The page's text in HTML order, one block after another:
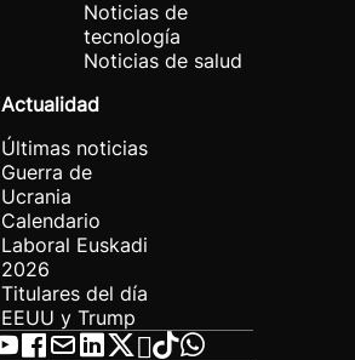
Noticias de
tecnología
Noticias de salud
Actualidad
Últimas noticias
Guerra de
Ucrania
Calendario
Laboral Euskadi
2026
Titulares del día
EEUU y Trump